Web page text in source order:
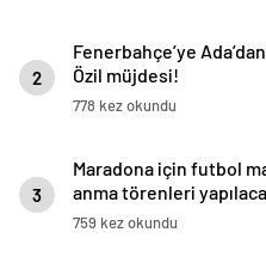
2
Fenerbahçe’ye
Özil müjdesi!
778 kez okundu
3
Maradona için futbol
anma törenleri
759 kez okundu